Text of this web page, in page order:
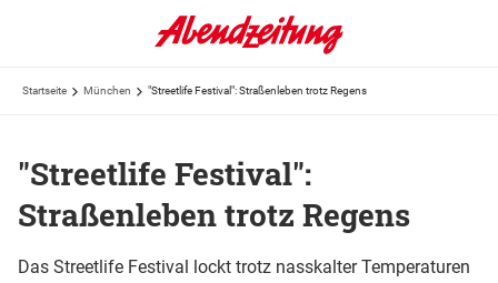
Startseite München "Streetlife Festival": Straßenleben trotz Regens
"Streetlife Festival":
Straßenleben trotz Regens
Das Streetlife Festival lockt trotz nasskalter Temperaturen